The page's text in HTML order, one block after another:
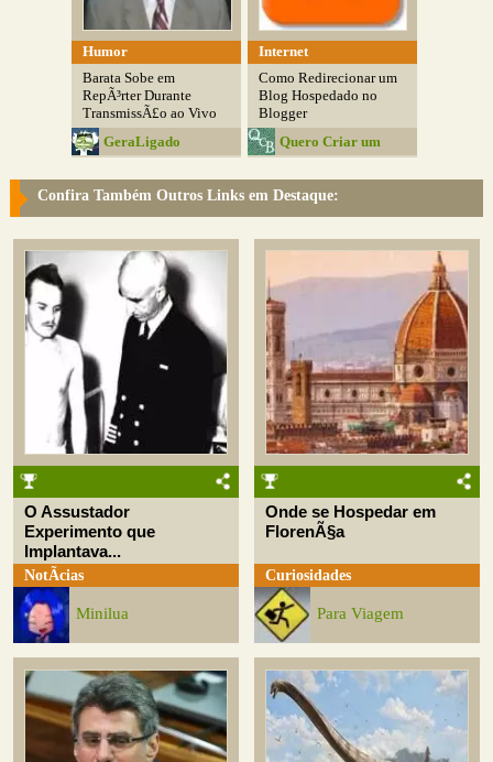
Humor
Barata Sobe em
RepÃ³rter Durante
TransmissÃ£o ao Vivo
GeraLigado
Internet
Como Redirecionar um
Blog Hospedado no
Blogger
Quero Criar um
Confira Também Outros Links em Destaque:
O Assustador
Experimento que
Implantava...
NotÃ­cias
Minilua
Onde se Hospedar em
FlorenÃ§a
Curiosidades
Para Viagem